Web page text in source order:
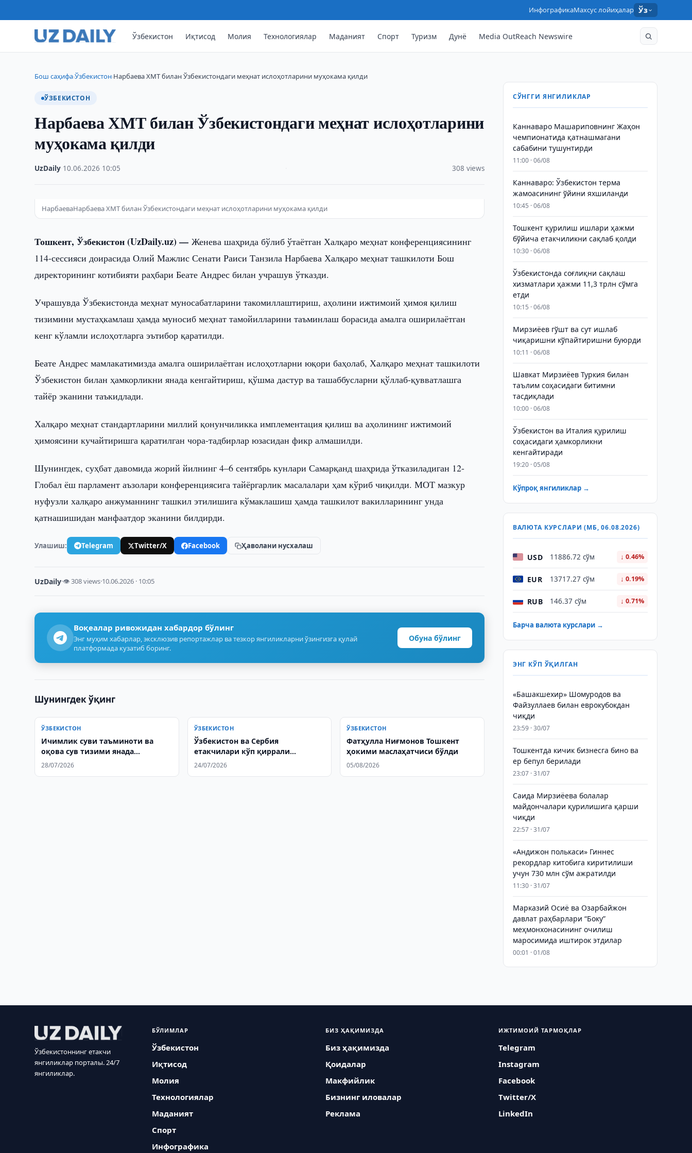
ИнфографикаМахсус лойиҳалар Ўз
Ўзбекистон Иқтисод Молия Технологиялар Маданият Спорт Туризм Дунё Media OutReach Newswire
Бош саҳифа›Ўзбекистон›Нарбаева ХМТ билан Ўзбекистондаги меҳнат ислоҳотларини муҳокама қилди
ЎЗБЕКИСТОН
Нарбаева ХМТ билан Ўзбекистондаги меҳнат ислоҳотларини
муҳокама қилди
UzDaily 10.06.2026 10:05 308 views
НарбаеваНарбаева ХМТ билан Ўзбекистондаги меҳнат ислоҳотларини муҳокама қилди
Тошкент, Ўзбекистон (UzDaily.uz) —Женева шаҳрида бўлиб ўтаётган Халқаро меҳнат конференциясининг
114-сессияси доирасида Олий Мажлис Сенати Раиси Танзила Нарбаева Халқаро меҳнат ташкилоти Бош
директорининг котибияти раҳбари Беате Андрес билан учрашув ўтказди.
Учрашувда Ўзбекистонда меҳнат муносабатларини такомиллаштириш, аҳолини ижтимоий ҳимоя қилиш
тизимини мустаҳкамлаш ҳамда муносиб меҳнат тамойилларини таъминлаш борасида амалга оширилаётган
кенг кўламли ислоҳотларга эътибор қаратилди.
Беате Андрес мамлакатимизда амалга оширилаётган ислоҳотларни юқори баҳолаб, Халқаро меҳнат ташкилоти
Ўзбекистон билан ҳамкорликни янада кенгайтириш, қўшма дастур ва ташаббусларни қўллаб-қувватлашга
тайёр эканини таъкидлади.
Халқаро меҳнат стандартларини миллий қонунчиликка имплементация қилиш ва аҳолининг ижтимоий
ҳимоясини кучайтиришга қаратилган чора-тадбирлар юзасидан фикр алмашилди.
Шунингдек, суҳбат давомида жорий йилнинг 4–6 сентябрь кунлари Самарқанд шаҳрида ўтказиладиган 12-
Глобал ёш парламент аъзолари конференциясига тайёргарлик масалалари ҳам кўриб чиқилди. МОТ мазкур
нуфузли халқаро анжуманнинг ташкил этилишига кўмаклашиш ҳамда ташкилот вакилларининг унда
қатнашишидан манфаатдор эканини билдирди.
Улашиш: Telegram Twitter/X Facebook Ҳаволани нусхалаш
UzDaily·👁 308 views·10.06.2026 · 10:05
Воқеалар ривожидан хабардор бўлинг
Энг муҳим хабарлар, эксклюзив репортажлар ва тезкор янгиликларни ўзингизга қулай
платформада кузатиб боринг.
Обуна бўлинг
Шунингдек ўқинг
ЎЗБЕКИСТОН
Ичимлик суви таъминоти ва
оқова сув тизими янада
яхшиланади
28/07/2026
ЎЗБЕКИСТОН
Ўзбекистон ва Сербия
етакчилари кўп қиррали
муносабатларни янада
24/07/2026
ЎЗБЕКИСТОН
Фатҳулла Ниғмонов Тошкент
ҳокими маслаҳатчиси бўлди
05/08/2026
СЎНГГИ ЯНГИЛИКЛАР
Каннаваро Машариповнинг Жаҳон
чемпионатида қатнашмагани
сабабини тушунтирди
11:00 · 06/08
Каннаваро: Ўзбекистон терма
жамоасининг ўйини яхшиланди
10:45 · 06/08
Тошкент қурилиш ишлари ҳажми
бўйича етакчиликни сақлаб қолди
10:30 · 06/08
Ўзбекистонда соғлиқни сақлаш
хизматлари ҳажми 11,3 трлн сўмга
етди
10:15 · 06/08
Мирзиёев гўшт ва сут ишлаб
чиқаришни кўпайтиришни буюрди
10:11 · 06/08
Шавкат Мирзиёев Туркия билан
таълим соҳасидаги битимни
тасдиқлади
10:00 · 06/08
Ўзбекистон ва Италия қурилиш
соҳасидаги ҳамкорликни
кенгайтиради
19:20 · 05/08
Кўпроқ янгиликлар →
ВАЛЮТА КУРСЛАРИ (МБ, 06.08.2026)
USD 11886.72 сўм ↓ 0.46%
EUR 13717.27 сўм ↓ 0.19%
RUB 146.37 сўм ↓ 0.71%
Барча валюта курслари →
ЭНГ КЎП ЎҚИЛГАН
«Башакшехир» Шомуродов ва
Файзуллаев билан еврокубокдан
чиқди
23:59 · 30/07
Тошкентда кичик бизнесга бино ва
ер бепул берилади
23:07 · 31/07
Саида Мирзиёева болалар
майдончалари қурилишига қарши
чиқди
22:57 · 31/07
«Андижон полькаси» Гиннес
рекордлар китобига киритилиши
учун 730 млн сўм ажратилди
11:30 · 31/07
Марказий Осиё ва Озарбайжон
давлат раҳбарлари “Боку”
меҳмонхонасининг очилиш
маросимида иштирок этдилар
00:01 · 01/08
Ўзбекистоннинг етакчи
янгиликлар порталы. 24/7
янгиликлар.
БЎЛИМЛАР
Ўзбекистон
Иқтисод
Молия
Технологиялар
Маданият
Спорт
Инфографика
БИЗ ҲАҚИМИЗДА
Биз ҳақимизда
Қоидалар
Макфийлик
Бизнинг иловалар
Реклама
ИЖТИМОИЙ ТАРМОҚЛАР
Telegram
Instagram
Facebook
Twitter/X
LinkedIn